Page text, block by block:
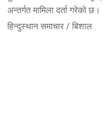
अन्तर्गत मामिला दर्ता गरेको छ।
हिन्दुस्थान समाचार / बिशाल